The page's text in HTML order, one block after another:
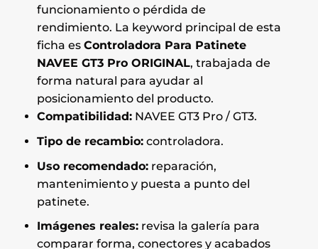
funcionamiento o pérdida de
rendimiento. La keyword principal de esta
ficha es Controladora Para Patinete
NAVEE GT3 Pro ORIGINAL, trabajada de
forma natural para ayudar al
posicionamiento del producto.
Compatibilidad:NAVEE GT3 Pro / GT3.
Tipo de recambio:controladora.
Uso recomendado:reparación,
mantenimiento y puesta a punto del
patinete.
Imágenes reales:revisa la galería para
comparar forma, conectores y acabados